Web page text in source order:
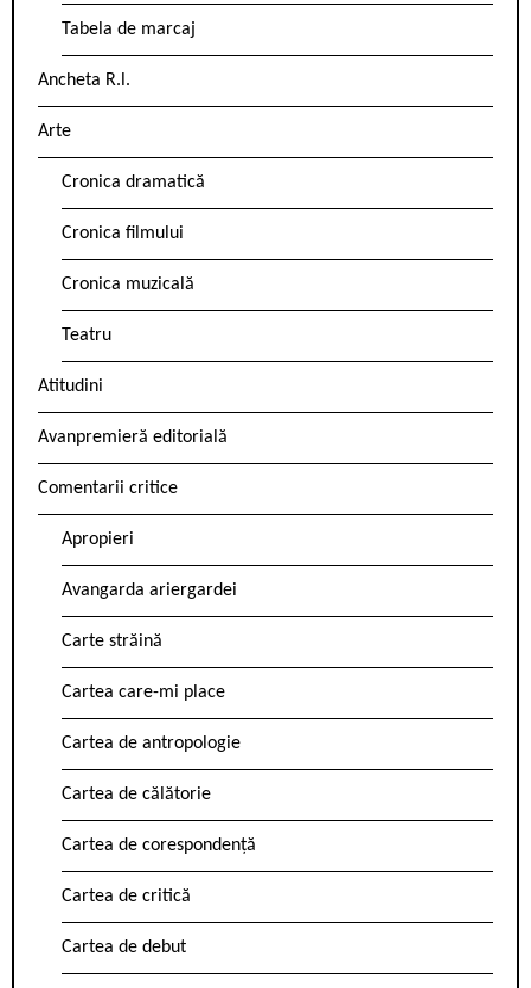
Tabela de marcaj
Ancheta R.l.
Arte
Cronica dramatică
Cronica filmului
Cronica muzicală
Teatru
Atitudini
Avanpremieră editorială
Comentarii critice
Apropieri
Avangarda ariergardei
Carte străină
Cartea care-mi place
Cartea de antropologie
Cartea de călătorie
Cartea de corespondență
Cartea de critică
Cartea de debut